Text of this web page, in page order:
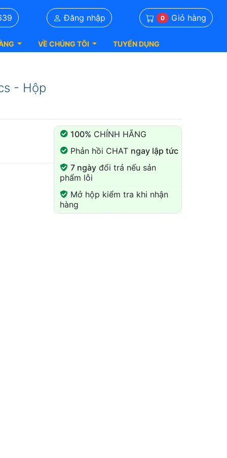
Đăng nhập 0 Giỏ hàng
VỀ CHÚNG TÔI TUYỂN DỤNG
- Hộp
100% CHÍNH HÃNG
Phản hồi CHAT ngay lập tức
7 ngàyđổi trả nếu sản
phẩm lỗi
Mở hộp kiểm tra khi nhận
hàng